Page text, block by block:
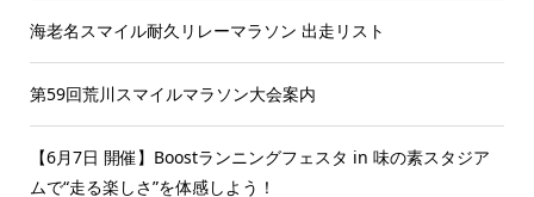
海老名スマイル耐久リレーマラソン 出走リスト
第59回荒川スマイルマラソン大会案内
【6月7日 開催】Boostランニングフェスタ in 味の素スタジア
ムで“走る楽しさ”を体感しよう！